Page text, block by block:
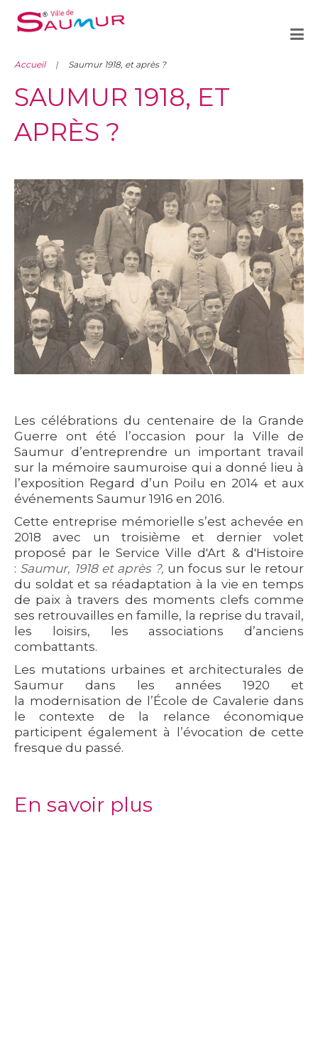
Accueil Saumur 1918, et après ?
SAUMUR 1918, ET
APRÈS ?
Les célébrations du centenaire de la Grande
Guerre ont été l’occasion pour la Ville de
Saumur d’entreprendre un important travail
sur la mémoire saumuroise qui a donné lieu à
l’exposition Regard d’un Poilu en 2014 et aux
événements Saumur 1916 en 2016.
Cette entreprise mémorielle s’est achevée en
2018 avec un troisième et dernier volet
proposé par le Service Ville d'Art & d'Histoire
: Saumur, 1918 et après ?, un focus sur le retour
du soldat et sa réadaptation à la vie en temps
de paix à travers des moments clefs comme
ses retrouvailles en famille, la reprise du travail,
les loisirs, les associations d’anciens
combattants.
Les mutations urbaines et architecturales de
Saumur dans les années 1920 et
la modernisation de l’École de Cavalerie dans
le contexte de la relance économique
participent également à l’évocation de cette
fresque du passé.
En savoir plus